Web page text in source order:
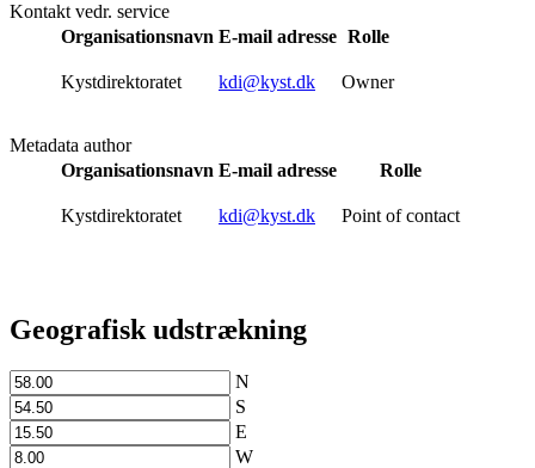
Kontakt vedr. service
Organisationsnavn E-mail adresse Rolle
Kystdirektoratet kdi@kyst.dk Owner
Metadata author
Organisationsnavn E-mail adresse Rolle
Kystdirektoratet kdi@kyst.dk Point of contact
Geografisk udstrækning
N
S
E
W